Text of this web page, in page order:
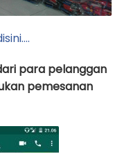
para pelanggan
pemesanan